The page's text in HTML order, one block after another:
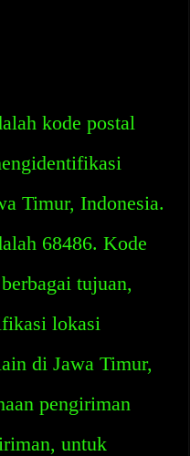
kode postal
Timur, Indonesia.
68486. Kode
tujuan,
lokasi
di Jawa Timur,
pengiriman
untuk